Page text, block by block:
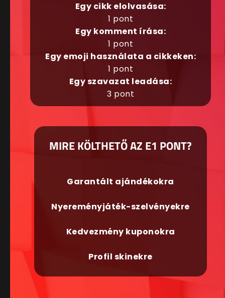
Egy cikk elolvasása:
1 pont
Egy komment írása:
1 pont
Egy emoji használata a cikkeken:
1 pont
Egy szavazat leadása:
3 pont
MIRE KÖLTHETŐ AZ E1 PONT?
Garantált ajándékokra
Nyereményjáték-szelvényekre
Kedvezmény kuponokra
Profil skinekre